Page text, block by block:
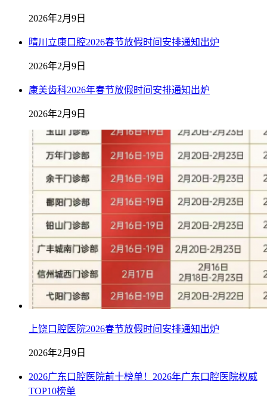
2026年2月9日
晴川立康口腔2026春节放假时间安排通知出炉
2026年2月9日
康美齿科2026年春节放假时间安排通知出炉
2026年2月9日
上饶口腔医院2026春节放假时间安排通知出炉
2026年2月9日
2026广东口腔医院前十榜单！2026年广东口腔医院权威
TOP10榜单